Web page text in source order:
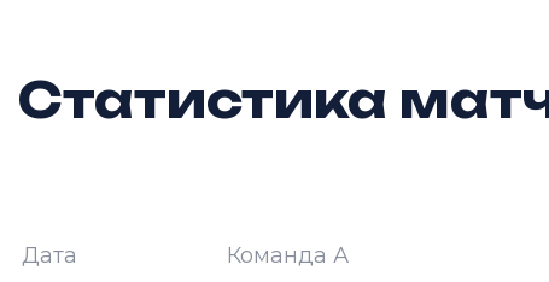
Статистика
Дата Команда А